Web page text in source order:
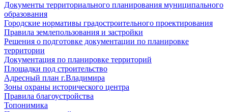
Документы территориального планирования муниципального
образования
Городские нормативы градостроительного проектирования
Правила землепользования и застройки
Решения о подготовке документации по планировке
территории
Документация по планировке территорий
Площадки под строительство
Адресный план г.Владимира
Зоны охраны исторического центра
Правила благоустройства
Топонимика